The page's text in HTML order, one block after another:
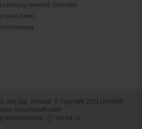
Lieferung innerhalb Österreich
Ihren Daten
und zzgl. Versand. © Copyright 2023 LINDNER
Gesellschaft mbH
und Konzeption: